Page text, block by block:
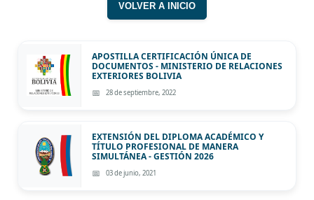
VOLVER A INICIO
APOSTILLA CERTIFICACIÓN ÚNICA DE
DOCUMENTOS - MINISTERIO DE RELACIONES
EXTERIORES BOLIVIA
28 de septiembre, 2022
EXTENSIÓN DEL DIPLOMA ACADÉMICO Y
TÍTULO PROFESIONAL DE MANERA
SIMULTÁNEA - GESTIÓN 2026
03 de junio, 2021